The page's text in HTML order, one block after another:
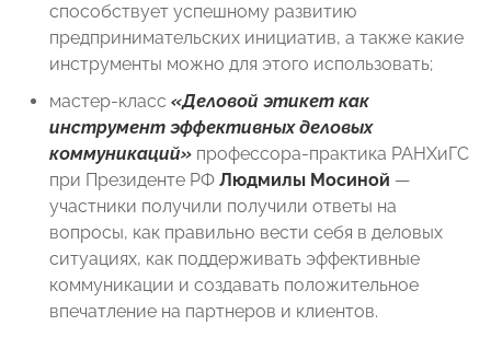
способствует успешному развитию
предпринимательских инициатив, а также какие
инструменты можно для этого использовать;
мастер-класс «Деловой этикет как
инструмент эффективных деловых
коммуникаций» профессора-практика РАНХиГС
при Президенте РФ Людмилы Мосиной —
участники получили получили ответы на
вопросы, как правильно вести себя в деловых
ситуациях, как поддерживать эффективные
коммуникации и создавать положительное
впечатление на партнеров и клиентов.